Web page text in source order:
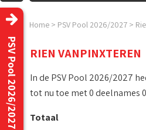
Home > PSV Pool 2026/2027 >
PSV Pool 2026/2027 RIEN VANPINXTEREN
In de PSV Pool 2026/2027
tot nu toe met 0 deelnames
Totaal